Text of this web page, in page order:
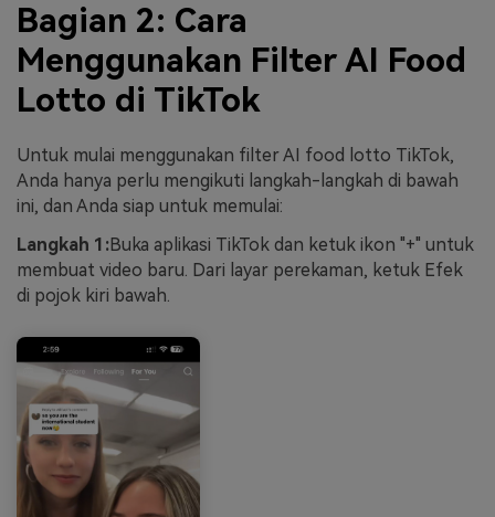
Bagian 2: Cara
Menggunakan Filter AI Food
Lotto di TikTok
Untuk mulai menggunakan filter AI food lotto TikTok,
Anda hanya perlu mengikuti langkah-langkah di bawah
ini, dan Anda siap untuk memulai:
Langkah 1:Buka aplikasi TikTok dan ketuk ikon "+" untuk
membuat video baru. Dari layar perekaman, ketuk Efek
di pojok kiri bawah.